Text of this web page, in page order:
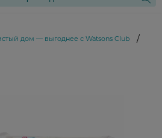
дом — выгоднее с Watsons Club /